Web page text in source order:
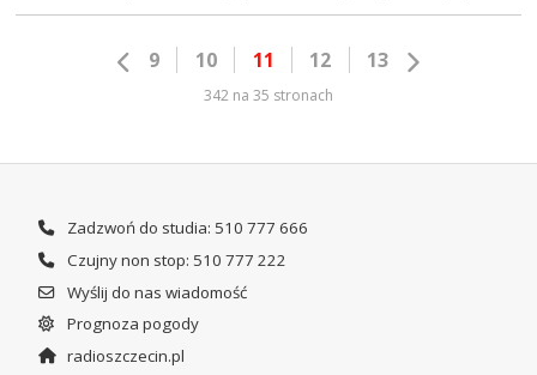
9 10 11 12 13
342 na 35 stronach
Zadzwoń do studia: 510 777 666
Czujny non stop: 510 777 222
Wyślij do nas wiadomość
Prognoza pogody
radioszczecin.pl